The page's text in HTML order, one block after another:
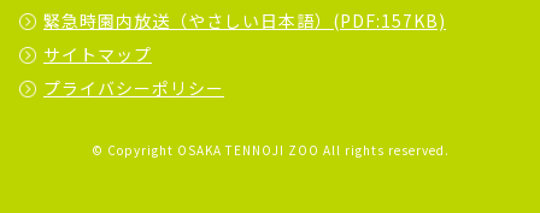
緊急時園内放送（やさしい日本語）(PDF:157KB)
サイトマップ
プライバシーポリシー
© Copyright OSAKA TENNOJI ZOO All rights reserved.